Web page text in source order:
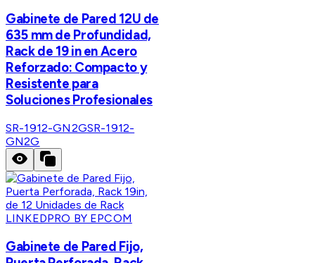
Gabinete de Pared 12U de
635 mm de Profundidad,
Rack de 19 in en Acero
Reforzado: Compacto y
Resistente para
Soluciones Profesionales
SR-1912-GN2GSR-1912-
GN2G
LINKEDPRO BY EPCOM
Gabinete de Pared Fijo,